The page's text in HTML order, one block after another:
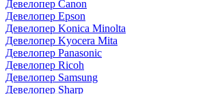
Девелопер Canon
Девелопер Epson
Девелопер Konica Minolta
Девелопер Kyocera Mita
Девелопер Panasonic
Девелопер Ricoh
Девелопер Samsung
Девелопер Sharp